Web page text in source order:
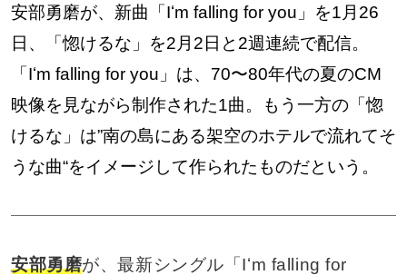
安部勇磨が、新曲「Iʻm falling for you」を1月26
日、「惚けるな」を2月2日と2週連続で配信。
「Iʻm falling for you」は、70〜80年代の夏のCM
映像を見ながら制作された1曲。もう一方の「惚
けるな」は”南の島にある架空のホテルで流れてそ
うな曲“をイメージして作られたものだという。
安部勇磨が、最新シングル「Iʻm falling for